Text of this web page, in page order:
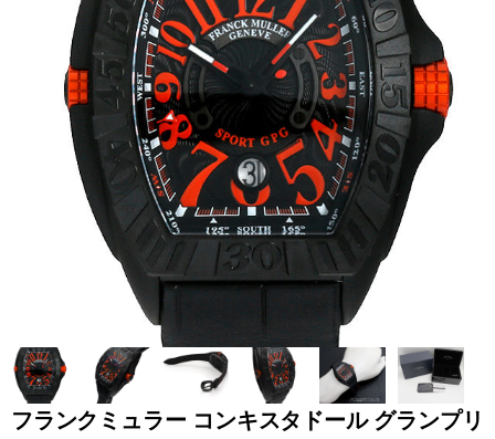
全てのブランドを見
る
ロレックス
パテック
フィリップ
オーデマピゲ ウブロ カルティエ
フランクミュラー コンキスタドール グランプリ